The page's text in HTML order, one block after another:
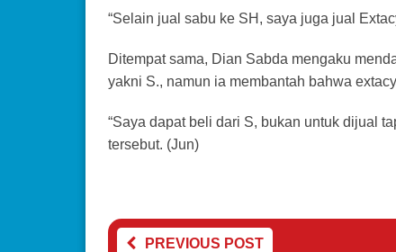
“Selain jual sabu ke SH, saya juga jual
Ditempat sama, Dian Sabda mengaku
yakni S., namun ia membantah bahwa
“Saya dapat beli dari S, bukan untuk dijual
tersebut. (Jun)
PREVIOUS POST